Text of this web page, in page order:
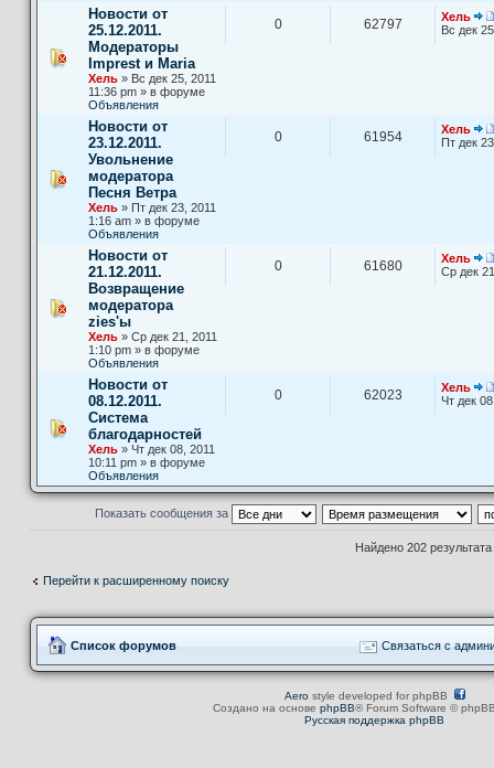
Новости от
25.12.2011.
Модераторы
Imprest и Maria
Хель » Вс дек 25, 2011
11:36 pm » в форуме
Объявления
0 62797
Хель
Вс дек
Новости от
23.12.2011.
Увольнение
модератора
Песня Ветра
Хель » Пт дек 23, 2011
1:16 am » в форуме
Объявления
0 61954
Хель
Пт дек
Новости от
21.12.2011.
Возвращение
модератора
zies'ы
Хель » Ср дек 21, 2011
1:10 pm » в форуме
Объявления
0 61680
Хель
Ср дек
Новости от
08.12.2011.
Система
благодарностей
Хель » Чт дек 08, 2011
10:11 pm » в форуме
Объявления
0 62023
Хель
Чт дек
Показать сообщения за
Найдено 202 результата
Перейти к расширенному поиску
Список форумов Связаться с
Aerostyle developed for phpBB
Создано на основе phpBB® Forum Software ©
Русская поддержка phpBB